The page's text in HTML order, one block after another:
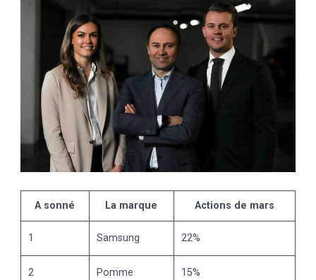
A sonné La marque Actions de mars
1 Samsung 22%
2 Pomme 15%